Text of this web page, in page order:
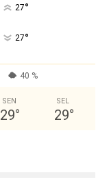
27°
27°
40 %
SEN
29°
SEL
29°